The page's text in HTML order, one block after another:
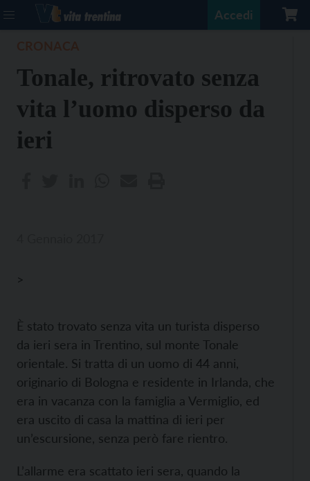
Accedi
Tonale, ritrovato senza
vita l’uomo disperso da
ieri
>
È stato trovato senza vita un turista disperso
da ieri sera in Trentino, sul monte Tonale
orientale. Si tratta di un uomo di 44 anni,
originario di Bologna e residente in Irlanda, che
era in vacanza con la famiglia a Vermiglio, ed
era uscito di casa la mattina di ieri per
un’escursione, senza però fare rientro.
L’allarme era scattato ieri sera, quando la